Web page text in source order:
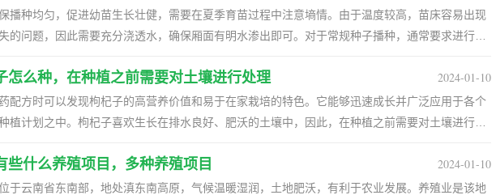
播种均匀，促进幼苗生长壮健，需要在夏季育苗过程中注意墒情。由于温度较高，苗床容易出现
的问题，因此需要充分浇透水，确保厢面有明水渗出即可。对于常规种子播种，通常要求进行多
充分浇水后，将种子播种到耙出的十字状沟槽中，每个十字中播下一颗种子，完成后覆盖上肥
。 一、夏天培育蔬菜苗怎么把关1、把好墒情关（1）为了确保水分充足均匀地
进苗齐、苗壮。在夏季育苗时，由于温度较高，苗床的湿度容易损失，因此在播种时需要在厢面
贵重的种子，在播种前需要整理厢面，使用菜耙子进行纵向和横向耙后，再浇水，然后将种子播
十字架中，每个十字留一粒种子，播种完成后盖上盖子进行施肥，以利于保持墒情和促进出苗。
怎么种，在种植之前需要对土壤进行处理
配方时可以发现枸杞子的高营养价值和易于在家栽培的特色。它能够迅速成长并广泛应用于各个
植计划之中。枸杞子喜欢生长在排水良好、肥沃的土壤中，因此，在种植之前需要对土壤进行处
这将有助于提高种植成功率的几率。二、准备土壤枸杞子喜欢生长在排水良好、肥沃的土壤中，
种植之前需要对土壤进行处理。首先，需要清除土壤中的杂草、石头等杂物，然后进行深翻，使
2024-01-10
些什么养殖项目，多种养殖项目
于云南省东南部，地处滇东南高原，气候温暖湿润，土地肥沃，有利于农业发展。养殖业是该地
2024-01-10